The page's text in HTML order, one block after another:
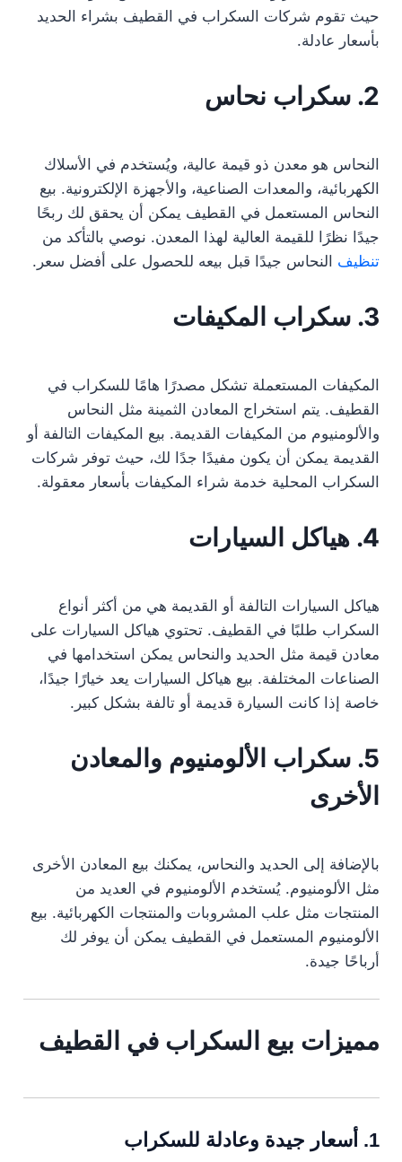
حيث تقوم شركات السكراب في القطيف بشراء الحديد
بأسعار عادلة.
2. سكراب نحاس
النحاس هو معدن ذو قيمة عالية، ويُستخدم في الأسلاك
الكهربائية، والمعدات الصناعية، والأجهزة الإلكترونية. بيع
النحاس المستعمل في القطيف يمكن أن يحقق لك ربحًا
جيدًا نظرًا للقيمة العالية لهذا المعدن. نوصي بالتأكد من
تنظيف النحاس جيدًا قبل بيعه للحصول على أفضل سعر.
3. سكراب المكيفات
المكيفات المستعملة تشكل مصدرًا هامًا للسكراب في
القطيف. يتم استخراج المعادن الثمينة مثل النحاس
والألومنيوم من المكيفات القديمة. بيع المكيفات التالفة أو
القديمة يمكن أن يكون مفيدًا جدًا لك، حيث توفر شركات
السكراب المحلية خدمة شراء المكيفات بأسعار معقولة.
4. هياكل السيارات
هياكل السيارات التالفة أو القديمة هي من أكثر أنواع
السكراب طلبًا في القطيف. تحتوي هياكل السيارات على
معادن قيمة مثل الحديد والنحاس يمكن استخدامها في
الصناعات المختلفة. بيع هياكل السيارات يعد خيارًا جيدًا،
خاصة إذا كانت السيارة قديمة أو تالفة بشكل كبير.
5. سكراب الألومنيوم والمعادن
الأخرى
بالإضافة إلى الحديد والنحاس، يمكنك بيع المعادن الأخرى
مثل الألومنيوم. يُستخدم الألومنيوم في العديد من
المنتجات مثل علب المشروبات والمنتجات الكهربائية. بيع
الألومنيوم المستعمل في القطيف يمكن أن يوفر لك
أرباحًا جيدة.
مميزات بيع السكراب في القطيف
1. أسعار جيدة وعادلة للسكراب